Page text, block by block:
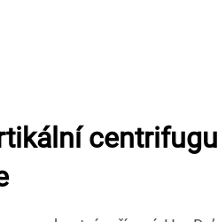
centrifugu